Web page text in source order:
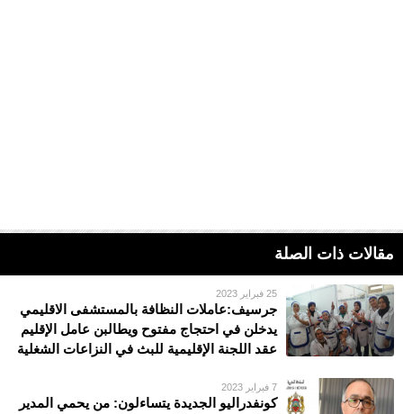
مقالات ذات الصلة
25 فبراير 2023
جرسيف:عاملات النظافة بالمستشفى الاقليمي
يدخلن في احتجاج مفتوح ويطالبن عامل الإقليم
عقد اللجنة الإقليمية للبث في النزاعات الشغلية
7 فبراير 2023
كونفدراليو الجديدة يتساءلون: من يحمي المدير